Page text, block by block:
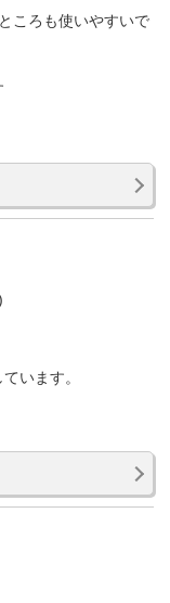
ころも使いやすいで
います。